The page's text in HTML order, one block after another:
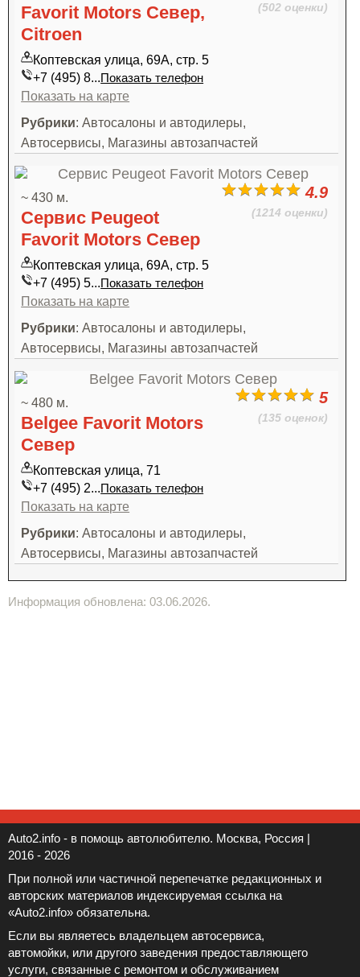
(502 оценки)
Favorit Motors Север,
Citroen
Коптевская улица, 69А, стр. 5
+7 (495) 8...Показать телефон
Показать на карте
Рубрики: Автосалоны и автодилеры,
Автосервисы, Магазины автозапчастей
4.9
(1214 оценки)
~ 430 м.
Сервис Peugeot
Favorit Motors Север
Коптевская улица, 69А, стр. 5
+7 (495) 5...Показать телефон
Показать на карте
Рубрики: Автосалоны и автодилеры,
Автосервисы, Магазины автозапчастей
5
(135 оценок)
~ 480 м.
Belgee Favorit Motors
Север
Коптевская улица, 71
+7 (495) 2...Показать телефон
Показать на карте
Рубрики: Автосалоны и автодилеры,
Автосервисы, Магазины автозапчастей
Информация обновлена: 03.06.2026.
Auto2.info - в помощь автолюбителю. Москва, Россия |
2016 - 2026
При полной или частичной перепечатке редакционных и
авторских материалов индексируемая ссылка на
«Auto2.info» обязательна.
Если вы являетесь владельцем автосервиса,
автомойки, или другого заведения предоставляющего
услуги, связанные с ремонтом и обслуживанием